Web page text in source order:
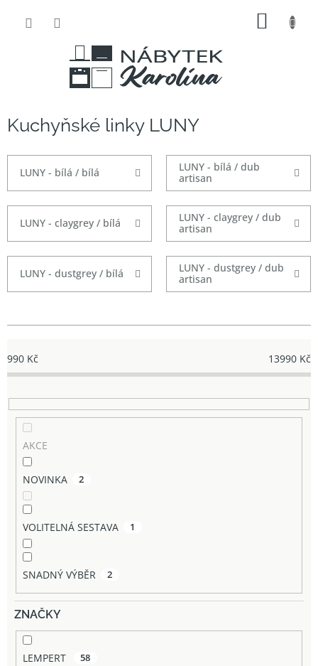
Kuchyňské linky LUNY
LUNY - bílá / bílá
LUNY - bílá / dub
artisan
LUNY - claygrey / bílá
LUNY - claygrey / dub
artisan
LUNY - dustgrey / bílá
LUNY - dustgrey / dub
artisan
990 Kč 13990 Kč
AKCE
NOVINKA 2
VOLITELNÁ SESTAVA 1
SNADNÝ VÝBĚR 2
ZNAČKY
LEMPERT 58